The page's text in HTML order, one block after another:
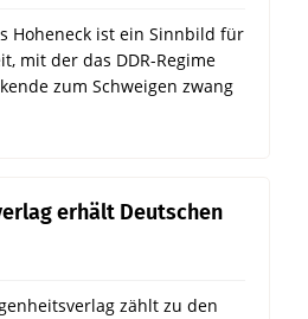
Hoheneck ist ein Sinnbild für
mit der das DDR-Regime
zum Schweigen zwang
erhält Deutschen
zählt zu den